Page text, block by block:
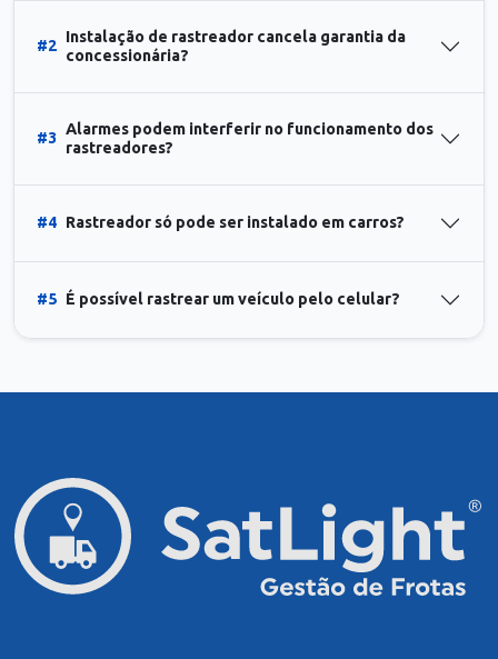
#2
Instalação de rastreador cancela garantia da
concessionária?
#3
Alarmes podem interferir no funcionamento dos
rastreadores?
#4 Rastreador só pode ser instalado em carros?
#5 É possível rastrear um veículo pelo celular?